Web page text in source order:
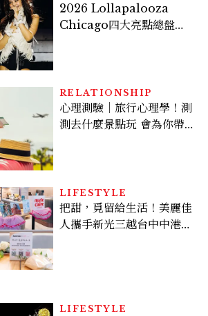
2026 Lollapalooza
Chicago四大亮點總盤
RELATIONSHIP
心理測驗｜旅行心理學！測
測去什麼景點玩 會為你帶來
LIFESTYLE
把甜，覓留給生活！美麗佳
人攜手新光三越台中中港
LIFESTYLE